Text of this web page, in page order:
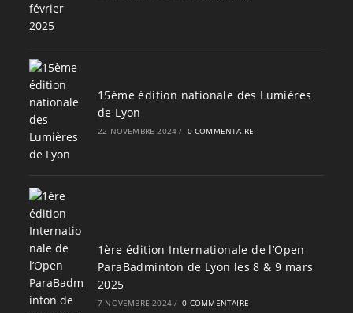
15ème édition nationale des Lumières
de Lyon
22 NOVEMBRE 2024 / 0 COMMENTAIRE
1ère édition Internationale de l’Open
ParaBadminton de Lyon les 8 & 9 mars
2025
7 NOVEMBRE 2024 / 0 COMMENTAIRE